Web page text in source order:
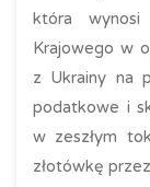
która wynosi
Krajowego w
z Ukrainy na
podatkowe i
w zeszłym
złotówkę